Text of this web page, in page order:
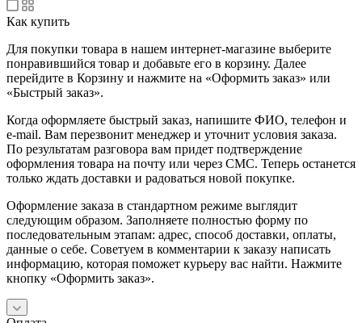
Как купить
Для покупки товара в нашем интернет-магазине выберите
понравившийся товар и добавьте его в корзину. Далее
перейдите в Корзину и нажмите на «Оформить заказ» или
«Быстрый заказ».
Когда оформляете быстрый заказ, напишите ФИО, телефон и
e-mail. Вам перезвонит менеджер и уточнит условия заказа.
По результатам разговора вам придет подтверждение
оформления товара на почту или через СМС. Теперь останется
только ждать доставки и радоваться новой покупке.
Оформление заказа в стандартном режиме выглядит
следующим образом. Заполняете полностью форму по
последовательным этапам: адрес, способ доставки, оплаты,
данные о себе. Советуем в комментарии к заказу написать
информацию, которая поможет курьеру вас найти. Нажмите
кнопку «Оформить заказ».